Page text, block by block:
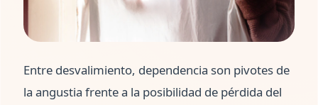
Entre desvalimiento, dependencia son pivotes de
la angustia frente a la posibilidad de pérdida del